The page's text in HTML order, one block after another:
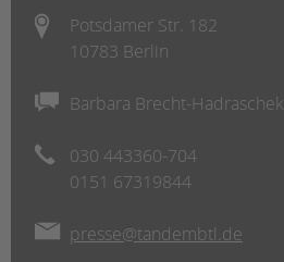
Zertfikatskurse
Seminarräume
STADTTEILARBEIT
PROFIL | LEITBILD
Bereiche im Überblick
Kinder- und Jugendschutz
Potsdamer Str. 182
10783 Berlin
Barbara Brecht-Hadraschek
030 443360-704
0151 67319844
presse@tandembtl.de